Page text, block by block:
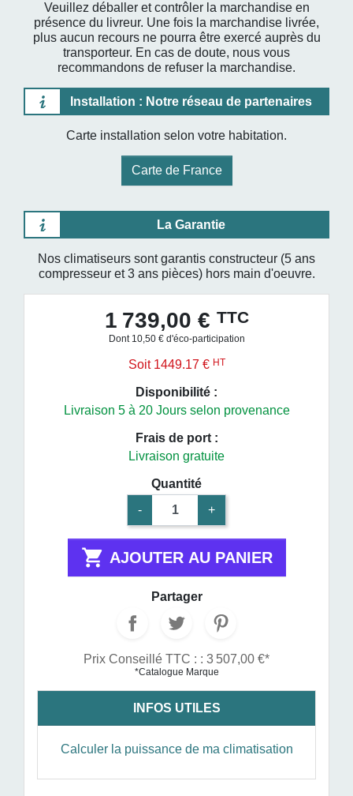
Veuillez déballer et contrôler la marchandise en
présence du livreur. Une fois la marchandise livrée,
plus aucun recours ne pourra être exercé auprès du
transporteur. En cas de doute, nous vous
recommandons de refuser la marchandise.
Installation : Notre réseau de partenaires
Carte installation selon votre habitation.
Carte de France
La Garantie
Nos climatiseurs sont garantis constructeur (5 ans
compresseur et 3 ans pièces) hors main d'oeuvre.
1 739,00 € TTC
Dont 10,50 € d'éco-participation
Soit 1449.17 € HT
Disponibilité :
Livraison 5 à 20 Jours selon provenance
Frais de port :
Livraison gratuite
Quantité
-
+
 AJOUTER AU PANIER
Partager
Prix Conseillé TTC : : 3 507,00 €*
*Catalogue Marque
INFOS UTILES
Calculer la puissance de ma climatisation